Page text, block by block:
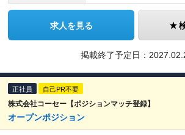
求人を見る
掲載終了予定日：
正社員 自己PR不要
株式会社コーセー【ポジションマッチ登録】
オープンポジション